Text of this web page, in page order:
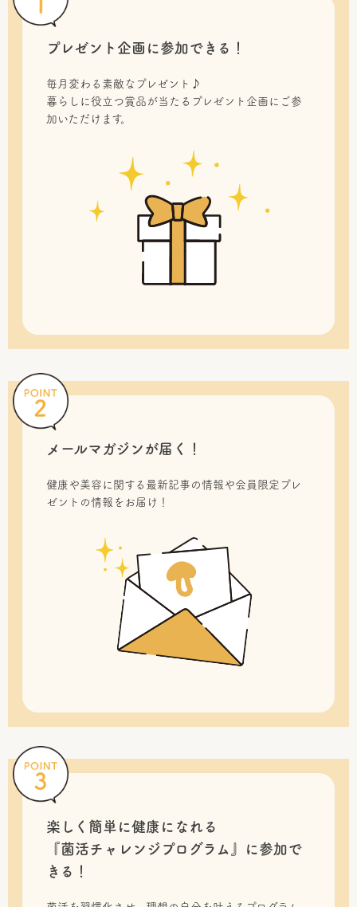
プレゼント企画に参加できる！
毎月変わる素敵なプレゼント♪
暮らしに役立つ賞品が当たるプレゼント企画にご参
加いただけます。
メールマガジンが届く！
健康や美容に関する最新記事の情報や会員限定プレ
ゼントの情報をお届け！
楽しく簡単に健康になれる
『菌活チャレンジプログラム』に 参加で
きる！